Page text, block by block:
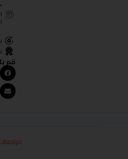
قم
مراجعات